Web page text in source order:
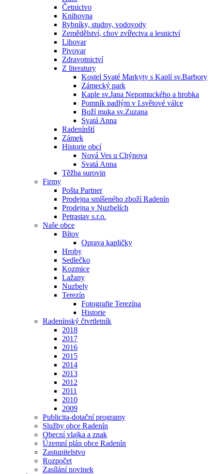
Četnictvo
Knihovna
Rybníky, studny, vodovody
Zemědělství, chov zvířectva a lesnictví
Lihovar
Pivovar
Zdravotnictví
Z literatury
Kostel Svaté Markyty s Kaplí sv.Barbory
Zámecký park
Kaple sv.Jana Nepomuckého a hrobka
Pomník padlým v I.světové válce
Boží muka sv.Zuzana
Svatá Anna
Radenínští
Zámek
Historie obcí
Nová Ves u Chýnova
Svatá Anna
Těžba surovin
Firmy
Pošta Partner
Prodejna smíšeného zboží Radenín
Prodejna v Nuzbelích
Petrastav s.r.o.
Naše obce
Bítov
Oprava kapličky
Hroby
Sedlečko
Kozmice
Lažany
Nuzbely
Terezín
Fotografie Terezína
Historie
Radenínský čtvrtletník
2018
2017
2016
2015
2014
2013
2012
2011
2010
2009
Publicita-dotační programy
Služby obce Radenín
Obecní vlajka a znak
Územní plán obce Radenín
Zastupitelstvo
Rozpočet
Zasílání novinek